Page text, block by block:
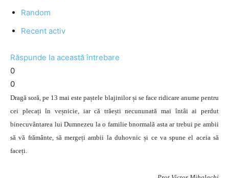
Random
Recent activ
Răspunde la această întrebare
0
0
Dragă soră, pe 13 mai este paștele blajinilor și se face ridicare anume pentru
cei plecați în veșnicie, iar că trăești necununată mai întâi ai perdut
binecuvântarea lui Dumnezeu la o familie bnormală asta ar trebui pe ambii
să vă frământe, să mergeți ambii la duhovnic și ce va spune el aceia să
faceți.